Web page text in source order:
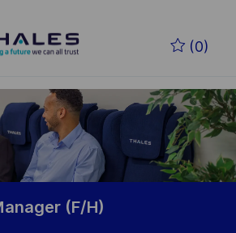
(0)
(F/H)